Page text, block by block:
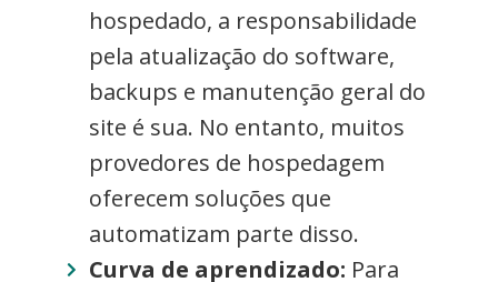
hospedado, a responsabilidade
pela atualização do software,
backups e manutenção geral do
site é sua. No entanto, muitos
provedores de hospedagem
oferecem soluções que
automatizam parte disso.
Curva de aprendizado: Para